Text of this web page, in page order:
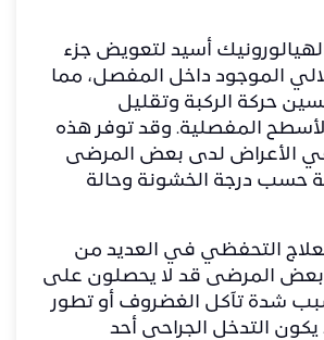
أسيد لتعويض جزء
الموجود داخل المفصل، مما
حركة الركبة وتقليل
الأسطح المفصلية. وقد توفر هذه
في الأعراض لدى بعض المرضى
حسب درجة الخشونة وحالة
التحفظي في العديد من
أن بعض المرضى قد لا يحصلون على
شدة تآكل الغضروف أو تطور
يكون التدخل الجراحي أحد